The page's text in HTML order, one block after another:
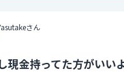
さん
現金持ってた方がいい